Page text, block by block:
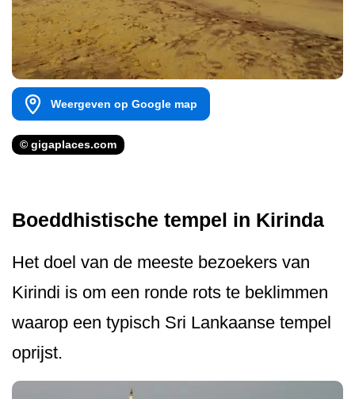
Weergeven op Google map
© gigaplaces.com
Boeddhistische tempel in Kirinda
Het doel van de meeste bezoekers van
Kirindi is om een ronde rots te beklimmen
waarop een typisch Sri Lankaanse tempel
oprijst.